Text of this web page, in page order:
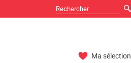
Ma sélection